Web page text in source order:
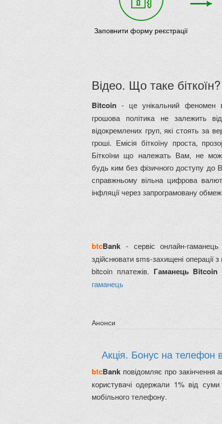
Заповнити форму реєстрації
Відео. Що таке біткоїн?
Bitcoin - це унікальний феномен
грошова політика не залежить
відокремлених груп, які стоять за
гроші. Емісія біткоїну проста,
Біткоїни що належать Вам, не
будь ким без фізичного доступу до
справжньому вільна цифрова
інфляції через запрограмовану
btcBank - сервіс онлайн-
здійснювати sms-захищені
bitcoin платежів. Гаманець Bitcoin
гаманець
Анонси
Акція. Бонус на телефон
btcBankповідомляє про закінчення
користувачі одержали 1% від
мобільного телефону.